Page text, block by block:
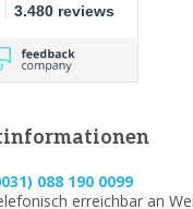
3.480 reviews
088 190 0099
erreichbar an